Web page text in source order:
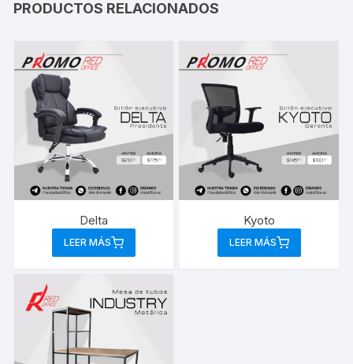
PRODUCTOS RELACIONADOS
Delta
LEER MÁS
Kyoto
LEER MÁS